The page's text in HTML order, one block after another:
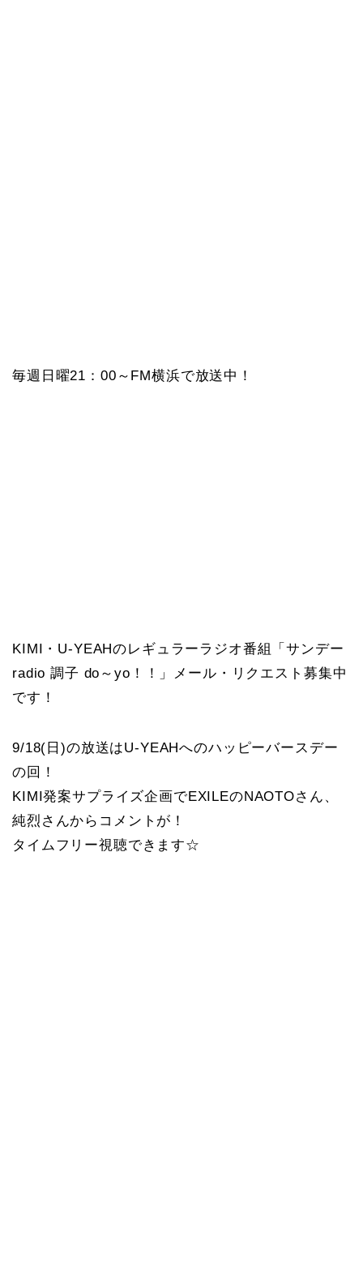
毎週日曜21：00～FM横浜で放送中！
KIMI・U-YEAHのレギュラーラジオ番組「サンデー
radio 調子 do～yo！！」メール・リクエスト募集中
です！
9/18(日)の放送はU-YEAHへのハッピーバースデー
の回！
KIMI発案サプライズ企画でEXILEのNAOTOさん、
純烈さんからコメントが！
タイムフリー視聴できます☆